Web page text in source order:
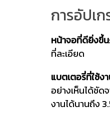
การอัปเ
หน้าจอที่ดียิ่งขึ้
ที่ละเอียด
แบตเตอรี่ที่ใช้ง
อย่างเห็นได้ชัด
งานได้นานถึง